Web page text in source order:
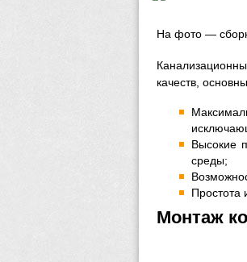
На фото —
качеств,
Высокие
среды;
Простота
Монтаж